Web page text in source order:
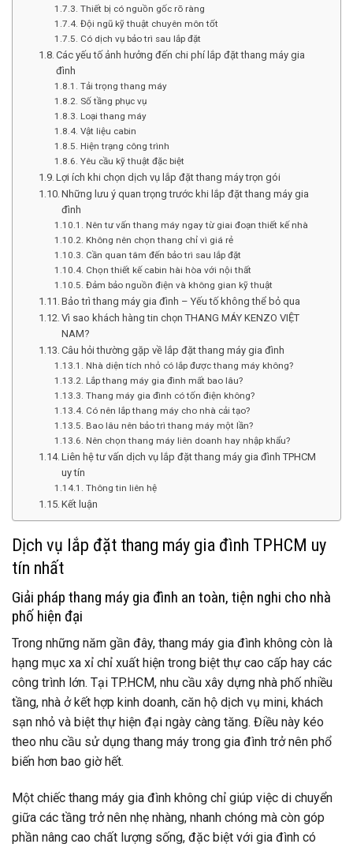
Thiết bị có nguồn gốc rõ ràng
Đội ngũ kỹ thuật chuyên môn tốt
Có dịch vụ bảo trì sau lắp đặt
Các yếu tố ảnh hưởng đến chi phí lắp đặt thang máy gia
đình
Tải trọng thang máy
Số tầng phục vụ
Loại thang máy
Vật liệu cabin
Hiện trạng công trình
Yêu cầu kỹ thuật đặc biệt
Lợi ích khi chọn dịch vụ lắp đặt thang máy trọn gói
Những lưu ý quan trọng trước khi lắp đặt thang máy gia
đình
Nên tư vấn thang máy ngay từ giai đoạn thiết kế nhà
Không nên chọn thang chỉ vì giá rẻ
Cần quan tâm đến bảo trì sau lắp đặt
Chọn thiết kế cabin hài hòa với nội thất
Đảm bảo nguồn điện và không gian kỹ thuật
Bảo trì thang máy gia đình – Yếu tố không thể bỏ qua
Vì sao khách hàng tin chọn THANG MÁY KENZO VIỆT
NAM?
Câu hỏi thường gặp về lắp đặt thang máy gia đình
Nhà diện tích nhỏ có lắp được thang máy không?
Lắp thang máy gia đình mất bao lâu?
Thang máy gia đình có tốn điện không?
Có nên lắp thang máy cho nhà cải tạo?
Bao lâu nên bảo trì thang máy một lần?
Nên chọn thang máy liên doanh hay nhập khẩu?
Liên hệ tư vấn dịch vụ lắp đặt thang máy gia đình TPHCM
uy tín
Thông tin liên hệ
Kết luận
Dịch vụ lắp đặt thang máy gia đình TPHCM uy
tín nhất
Giải pháp thang máy gia đình an toàn, tiện nghi cho nhà
phố hiện đại
Trong những năm gần đây, thang máy gia đình không còn là
hạng mục xa xỉ chỉ xuất hiện trong biệt thự cao cấp hay các
công trình lớn. Tại TP.HCM, nhu cầu xây dựng nhà phố nhiều
tầng, nhà ở kết hợp kinh doanh, căn hộ dịch vụ mini, khách
sạn nhỏ và biệt thự hiện đại ngày càng tăng. Điều này kéo
theo nhu cầu sử dụng thang máy trong gia đình trở nên phổ
biến hơn bao giờ hết.
Một chiếc thang máy gia đình không chỉ giúp việc di chuyển
giữa các tầng trở nên nhẹ nhàng, nhanh chóng mà còn góp
phần nâng cao chất lượng sống, đặc biệt với gia đình có